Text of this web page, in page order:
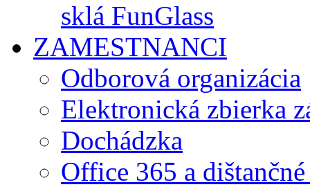
sklá FunGlass
ZAMESTNANCI
Odborová organizácia
Elektronická zbierka
Dochádzka
Office 365 a